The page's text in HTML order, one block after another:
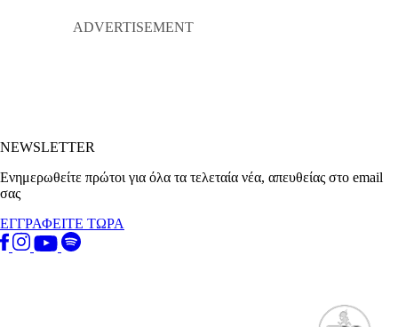
NEWSLETTER
Ενημερωθείτε πρώτοι για όλα τα τελεταία νέα, απευθείας στο email
σας
ΕΓΓΡΑΦΕΙΤΕ ΤΩΡΑ